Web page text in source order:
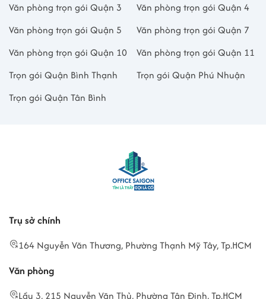
Văn phòng trọn gói Quận 3
Văn phòng trọn gói Quận 4
Văn phòng trọn gói Quận 5
Văn phòng trọn gói Quận 7
Văn phòng trọn gói Quận 10
Văn phòng trọn gói Quận 11
Trọn gói Quận Bình Thạnh
Trọn gói Quận Phú Nhuận
Trọn gói Quận Tân Bình
Trụ sở chính
164 Nguyễn Văn Thương, Phường Thạnh Mỹ Tây, Tp.HCM
Văn phòng
Lầu 3, 215 Nguyễn Văn Thủ, Phường Tân Định, Tp.HCM